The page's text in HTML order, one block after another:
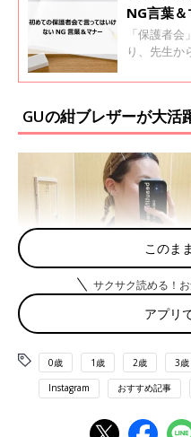
NG言葉
「保護者
り、先生か
す。年度始
れることが
とがおこな
よいのか、
んに紹介し
GUの紺ブレザーが大活
このま
サクサク読める！
アプリ
0歳 1歳 2歳 3歳
Instagram おすすめ記事